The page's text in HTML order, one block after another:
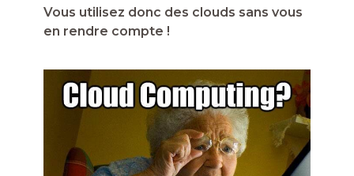
Vous utilisez donc des clouds sans vous
en rendre compte !